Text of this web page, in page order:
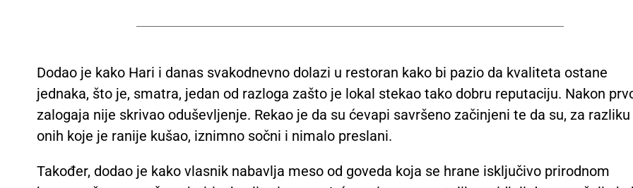
Dodao je kako Hari i danas svakodnevno dolazi u restoran kako bi pazio da kvaliteta ostane
jednaka, što je, smatra, jedan od razloga zašto je lokal stekao tako dobru reputaciju. Nakon
zalogaja nije skrivao oduševljenje. Rekao je da su ćevapi savršeno začinjeni te da su, za razliku
onih koje je ranije kušao, iznimno sočni i nimalo preslani.
Također, dodao je kako vlasnik nabavlja meso od goveda koja se hrane isključivo prirodnom